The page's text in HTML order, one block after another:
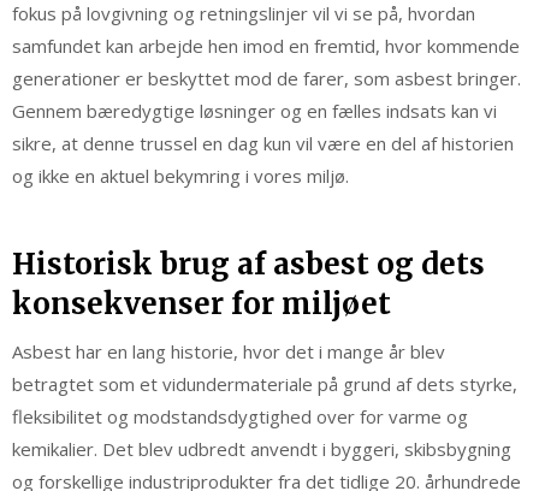
fokus på lovgivning og retningslinjer vil vi se på, hvordan
samfundet kan arbejde hen imod en fremtid, hvor kommende
generationer er beskyttet mod de farer, som asbest bringer.
Gennem bæredygtige løsninger og en fælles indsats kan vi
sikre, at denne trussel en dag kun vil være en del af historien
og ikke en aktuel bekymring i vores miljø.
Historisk brug af asbest og dets
konsekvenser for miljøet
Asbest har en lang historie, hvor det i mange år blev
betragtet som et vidundermateriale på grund af dets styrke,
fleksibilitet og modstandsdygtighed over for varme og
kemikalier. Det blev udbredt anvendt i byggeri, skibsbygning
og forskellige industriprodukter fra det tidlige 20. århundrede